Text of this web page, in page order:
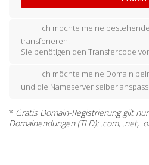
Ich möchte meine
transferieren.
Sie benötigen den Transfercode
Ich möchte meine Domain
und die Nameserver selber
* Gratis Domain-Registrierung gilt
Domainendungen (TLD): .com, .net,